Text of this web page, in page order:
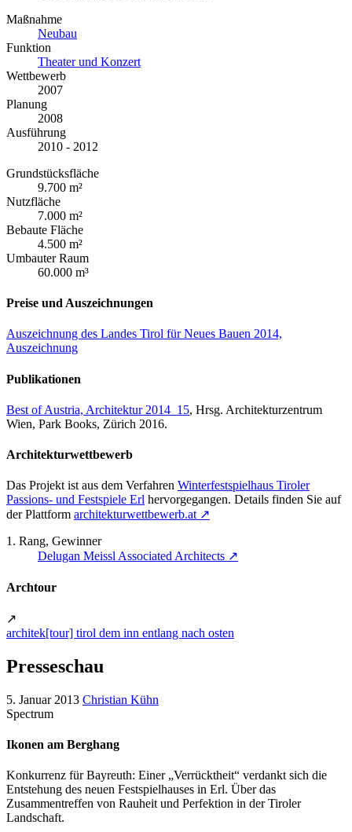
Maßnahme
Neubau
Funktion
Theater und Konzert
Wettbewerb
2007
Planung
2008
Ausführung
2010 - 2012
Grundstücksfläche
9.700 m²
Nutzfläche
7.000 m²
Bebaute Fläche
4.500 m²
Umbauter Raum
60.000 m³
Preise und Auszeichnungen
Auszeichnung des Landes Tirol für Neues Bauen 2014,
Auszeichnung
Publikationen
Best of Austria, Architektur 2014_15, Hrsg. Architekturzentrum
Wien, Park Books, Zürich 2016.
Architekturwettbewerb
Das Projekt ist aus dem Verfahren Winterfestspielhaus Tiroler
Passions- und Festspiele Erl hervorgegangen. Details finden Sie auf
der Plattform architekturwettbewerb.at ↗
1. Rang, Gewinner
Delugan Meissl Associated Architects ↗
Archtour
↗
architek[tour] tirol dem inn entlang nach osten
Presseschau
5. Januar 2013 Christian Kühn
Spectrum
Ikonen am Berghang
Konkurrenz für Bayreuth: Einer „Verrücktheit“ verdankt sich die
Entstehung des neuen Festspielhauses in Erl. Über das
Zusammentreffen von Rauheit und Perfektion in der Tiroler
Landschaft.